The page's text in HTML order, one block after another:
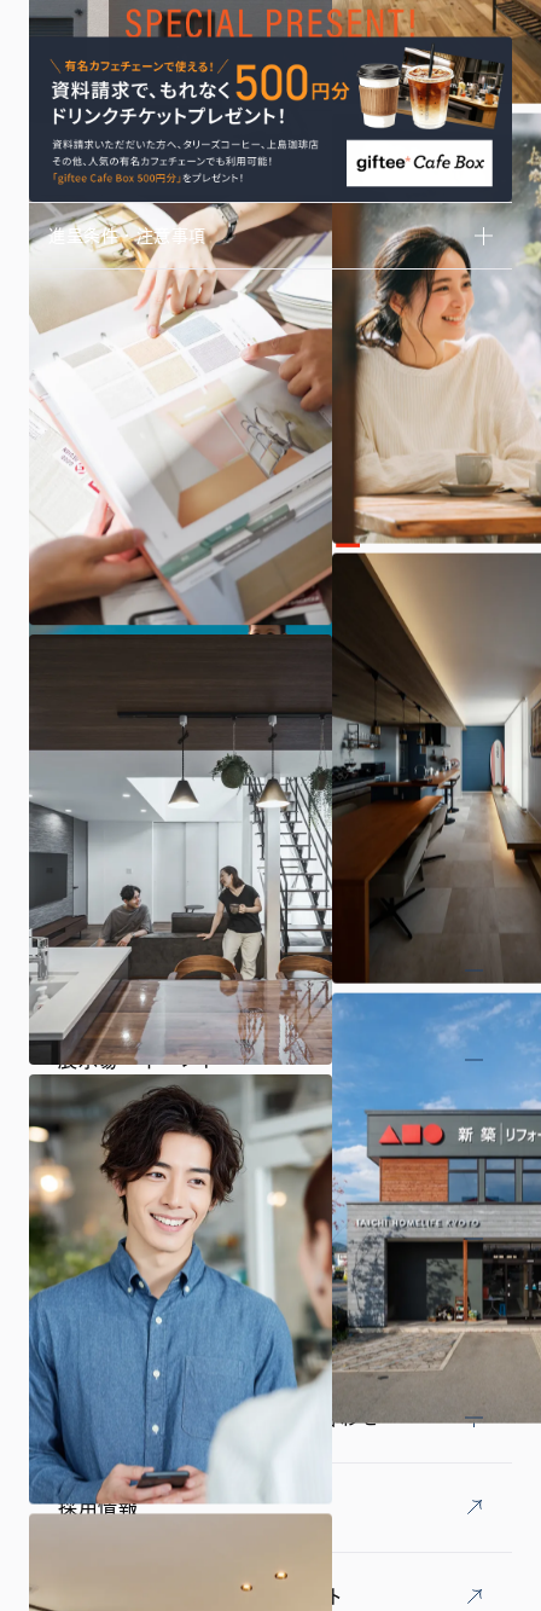
進呈条件・注意事項
ARCHIの家づくり
展示場・イベント
商品プラン
施工事例・お施主様インタビュー
来場予約・資料請求・お問い合わせ
採用情報
オーナー様専用LINEアカウント